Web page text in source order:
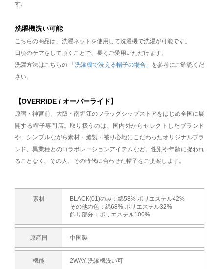
す。
洗濯機洗い可能
こちらの商品は、洗濯ネットを使用して洗濯機で洗濯が可能です。
日頃のケアをして頂くことで、長くご愛用いただけます。
洗濯方法はこちらの
「洗濯機で洗える帽子の場合」 を参考にご確認くだ
さい。
【OVERRIDE / オーバーライド】
原宿・神宮前、大阪・南堀江のフラッグシップストアをはじめ全国に展
開する帽子専門店。取り扱うのは、国内外からセレクトしたブランド
や、シンプルながら素材・縫製・被り心地にこだわったオリジナルブラ
ンド、異業種とのコラボレーションアイテムなど。性別や年齢に捉われ
ることなく、その人、その時代に合わせた帽子をご提案します。
素材
BLACK(01)のみ：綿58% ポリエステル42%
その他の色：綿68% ポリエステル32%
飾り部分：ポリエステル100%
原産国 中国製
機能 2WAY, 洗濯機洗い可